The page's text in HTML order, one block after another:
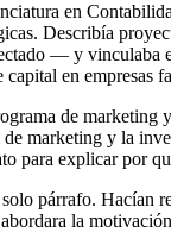
en
Describía
— y vinculaba
en empresas
de marketing
marketing y la
para explicar por
párrafo. Hacían
la